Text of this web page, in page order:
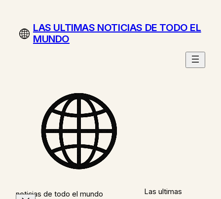
contenidoLAS ULTIMAS NOTICIAS DE TODO EL
MUNDO
Las ultimas
noticias de todo el mundo